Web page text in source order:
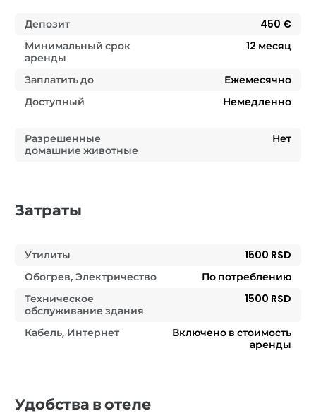
Депозит
450 €
Минимальный срок
аренды
12 месяц
Заплатить до
Ежемесячно
Доступный
Немедленно
Разрешенные
домашние животные
Нет
Затраты
Утилиты
1500 RSD
Обогрев, Электричество
По потреблению
Техническое
обслуживание здания
1500 RSD
Кабель, Интернет
Включено в стоимость
аренды
Удобства в отеле